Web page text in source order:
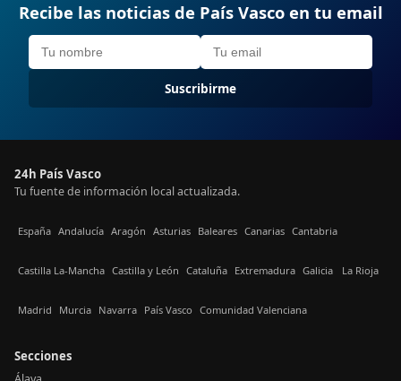
Recibe las noticias de País Vasco en tu email
Suscribirme
24h País Vasco
Tu fuente de información local actualizada.
España Andalucía Aragón Asturias Baleares Canarias Cantabria
Castilla La-Mancha Castilla y León Cataluña Extremadura Galicia La Rioja
Madrid Murcia Navarra País Vasco Comunidad Valenciana
Secciones